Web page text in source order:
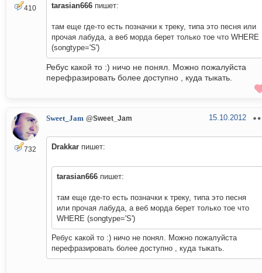
410 tarasian666 пишет:
там еще где-то есть позначки к треку, типа это песня или
прочая лабуда, а веб морда берет только тое что WHERE
(songtype='S')
Ребус какой то :) ничо не понял. Можно пожалуйста
перефразировать более доступно , куда тыкать.
732
Sweet_Jam @Sweet_Jam 15.10.2012
Drakkar пишет:
tarasian666 пишет:
там еще где-то есть позначки к треку, типа это песня
или прочая лабуда, а веб морда берет только тое что
WHERE (songtype='S')
Ребус какой то :) ничо не понял. Можно пожалуйста
перефразировать более доступно , куда тыкать.